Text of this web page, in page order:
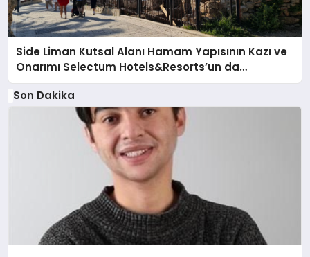
Side Liman Kutsal Alanı Hamam Yapısının Kazı ve
Onarımı Selectum Hotels&Resorts’un da
Katkılarıyla Tamamlandı
Son Dakika